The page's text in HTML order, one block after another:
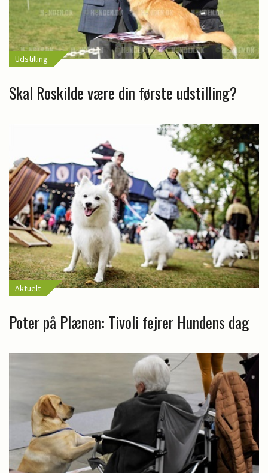
Udstilling
Skal Roskilde være din første udstilling?
Aktuelt
Poter på Plænen: Tivoli fejrer Hundens dag